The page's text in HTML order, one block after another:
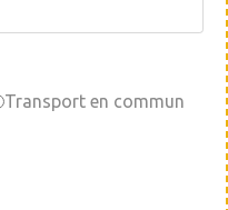
Transport en commun